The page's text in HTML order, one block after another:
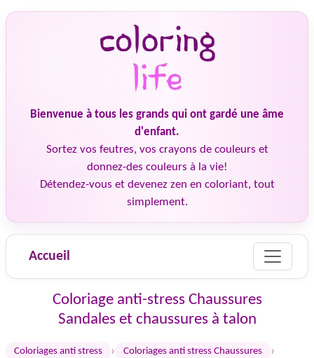
Bienvenue à tous les grands qui ont gardé une âme
d'enfant.
Sortez vos feutres, vos crayons de couleurs et
donnez-des couleurs à la vie!
Détendez-vous et devenez zen en coloriant, tout
simplement.
Accueil
Coloriage anti-stress Chaussures
Sandales et chaussures à talon
Coloriages anti stress › Coloriages anti stress Chaussures ›